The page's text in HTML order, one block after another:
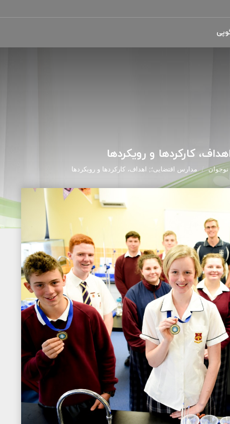
کارکردها و رویکردها
مدارس اقتضایی؛; اهداف، کارکردها و رویکردها